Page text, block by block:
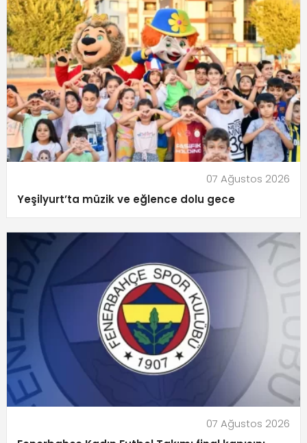
07 Ağustos 2026
Yeşilyurt’ta müzik ve eğlence dolu gece
07 Ağustos 2026